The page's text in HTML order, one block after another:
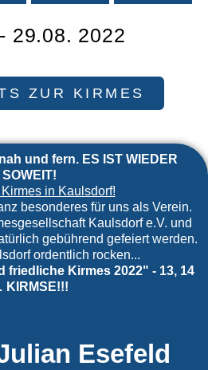
29.08. 2022
ZUR KIRMES
und fern. ES IST WIEDER
SOWEIT!
in Kaulsdorf!
besonderes für uns als Verein.
Kaulsdorf e.V. und
gebührend gefeiert werden.
ordentlich rocken...
friedliche Kirmes 2022" - 13, 14
KIRMSE!!!
Esefeld